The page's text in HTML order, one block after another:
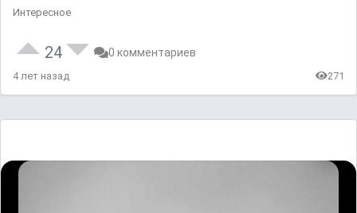
Интересное
24 0 комментариев
4 лет назад 271